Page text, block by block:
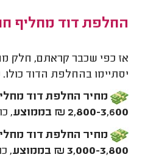
החלפת דוד מחליף
אז כפי שכבר קראתם, חלק
יסתיימו בהחלפת הדוד
2,800-3,600 ₪ בממוצע
,
3,000-3,800 ₪ בממוצע
,